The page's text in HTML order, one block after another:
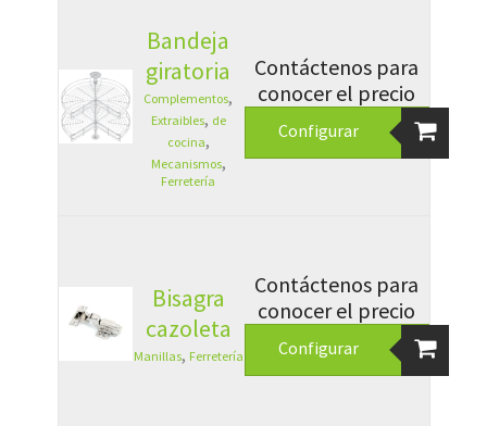
Bandeja
giratoria
Complementos,
Extraibles, de
cocina,
Mecanismos,
Ferretería
Contáctenos para
conocer el precio
Configurar
Bisagra
cazoleta
Manillas, Ferretería
Contáctenos para
conocer el precio
Configurar